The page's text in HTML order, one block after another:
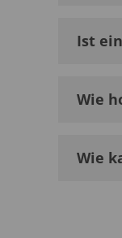
Ist
Wie
Wie